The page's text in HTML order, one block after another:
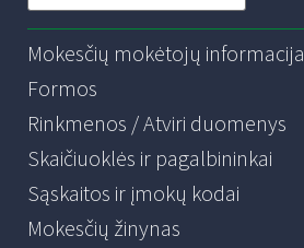
Mokesčių mokėtojų informacija
Formos
Rinkmenos / Atviri duomenys
Skaičiuoklės ir pagalbininkai
Sąskaitos ir įmokų kodai
Mokesčių žinynas